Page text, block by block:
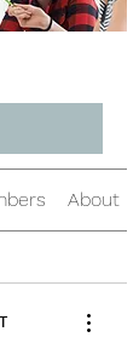
About